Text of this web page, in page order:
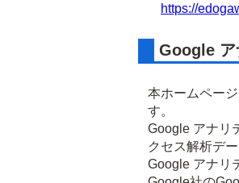
https://
Google ア
本ホームペー
す。
Google アナリ
クセス解析デ
Google アナリ